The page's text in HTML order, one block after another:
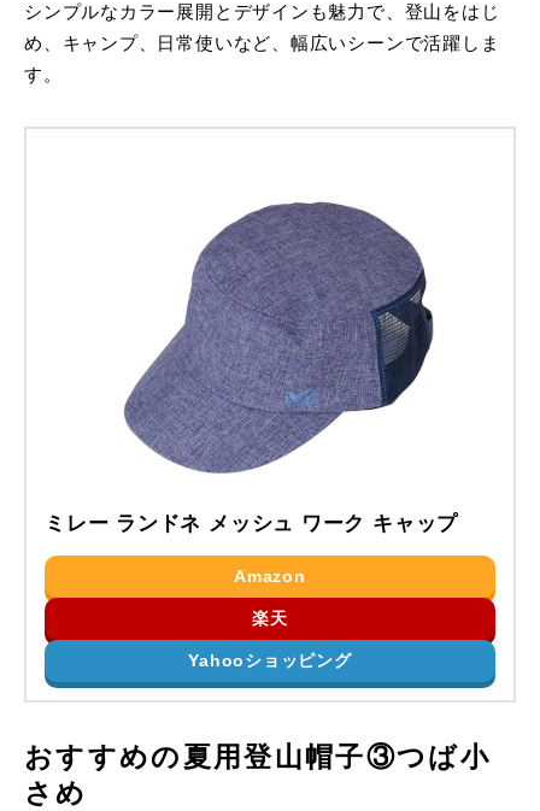
シンプルなカラー展開とデザインも魅力で、登山をはじ
め、キャンプ、日常使いなど、幅広いシーンで活躍しま
す。
ミレー ランドネ メッシュ ワーク キャップ
Amazon
楽天
Yahooショッピング
おすすめの夏用登山帽子③つば小
さめ